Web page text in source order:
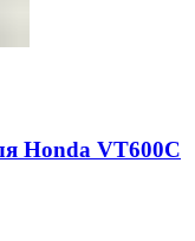
Honda VT600C